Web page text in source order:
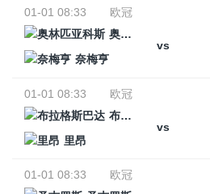
01-01 08:33
欧冠
奥林匹亚科斯
vs
奈梅亨
01-01 08:33
欧冠
布拉格斯巴达
vs
里昂
01-01 08:33
欧冠